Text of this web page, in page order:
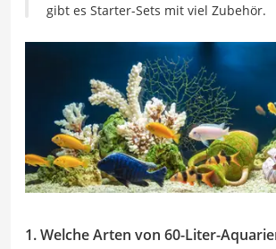
gibt es Starter-Sets mit viel Zubehör.
1. Welche Arten von 60-Liter-